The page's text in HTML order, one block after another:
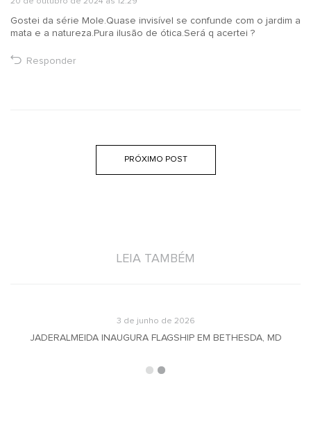
Gostei da série Mole.Quase invisível se confunde com o jardim a
mata e a natureza.Pura ilusão de ótica.Será q acertei ?
Responder
PRÓXIMO POST
LEIA TAMBÉM
3 de junho de 2026
JADERALMEIDA INAUGURA FLAGSHIP EM BETHESDA, MD